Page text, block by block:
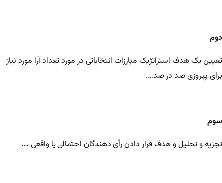
دوم
تعیین یک هدف استراتژیک مبارزات انتخاباتی در مورد تعداد آرا مورد نیاز
برای پیروزی صد در صد….
سوم
تجزیه و تحلیل و هدف قرار دادن رأی دهندگان احتمالی یا واقعی ….